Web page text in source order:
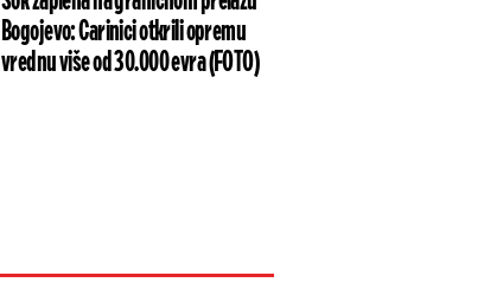
Bogojevo: Carinici otkrili opremu
vrednu više od 30.000 evra (FOTO)